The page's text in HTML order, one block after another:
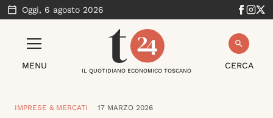
Oggi, 6 agosto 2026
MENU CERCA
IL QUOTIDIANO ECONOMICO TOSCANO
IMPRESE & MERCATI 17 MARZO 2026